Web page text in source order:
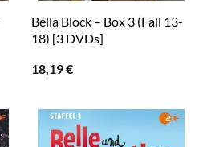
Bella Block – Box 3 (Fall 13-
18) [3 DVDs]
18,19€